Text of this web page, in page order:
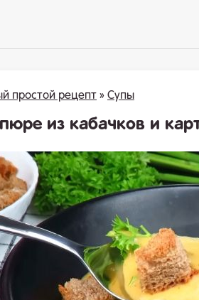
простой рецепт » Супы
из кабачков и